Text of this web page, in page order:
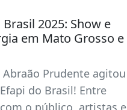
2025: Show e
em Mato Grosso e
Prudente agitou
do Brasil! Entre
o público, artistas e